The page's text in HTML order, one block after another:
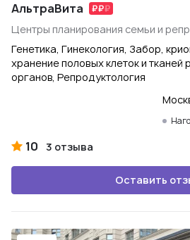
АльтраВита
Центры планирования семьи и
Генетика, Гинекология, Забор,
хранение половых клеток и тканей
органов, Репродуктология
10 3 отзыва
Оставить